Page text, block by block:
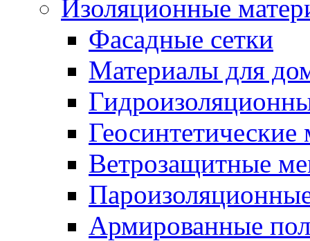
Изоляционные
Фасадные сетки
Материалы для
Геосинтетические
Ветрозащитные
Армированные